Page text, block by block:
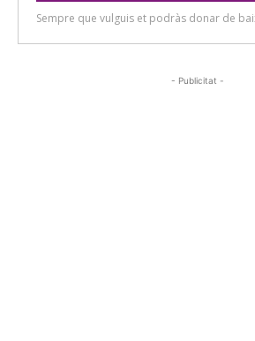
- Publicitat -